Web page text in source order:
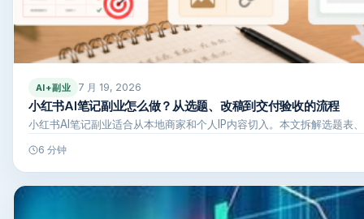
AI+副业 7 月 19, 2026
小红书AI笔记副业怎么做？从选题、改稿到交付验收的流程
小红书AI笔记副业适合从本地商家和个人IP内容切入。本文拆解选题
6 分钟